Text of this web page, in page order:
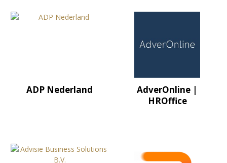
ADP Nederland
AdverOnline |
HROffice